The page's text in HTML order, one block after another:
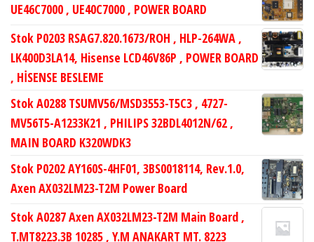
UE46C7000 , UE40C7000 , POWER BOARD
Stok P0203 RSAG7.820.1673/ROH , HLP-264WA ,
LK400D3LA14, Hisense LCD46V86P , POWER BOARD
, HİSENSE BESLEME
Stok A0288 TSUMV56/MSD3553-T5C3 , 4727-
MV56T5-A1233K21 , PHILIPS 32BDL4012N/62 ,
MAIN BOARD K320WDK3
Stok P0202 AY160S-4HF01, 3BS0018114, Rev.1.0,
Axen AX032LM23-T2M Power Board
Stok A0287 Axen AX032LM23-T2M Main Board ,
T.MT8223.3B 10285 , Y.M ANAKART MT. 8223